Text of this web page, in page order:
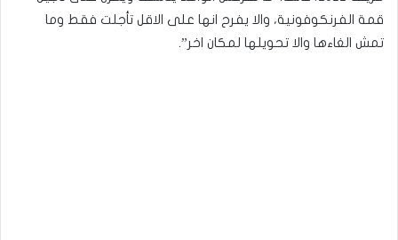
قمة الفرنكوفونية، والا يفرح انها على الاقل تأجلت فقط وما
تمش الغاءها والا تحويلها لمكان اخر”.